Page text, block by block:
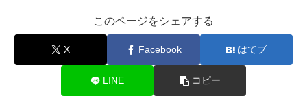
このページをシェアする
X Facebook はてブ
LINE コピー